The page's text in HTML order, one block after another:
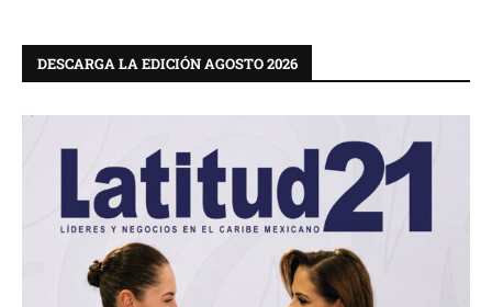
DESCARGA LA EDICIÓN AGOSTO 2026